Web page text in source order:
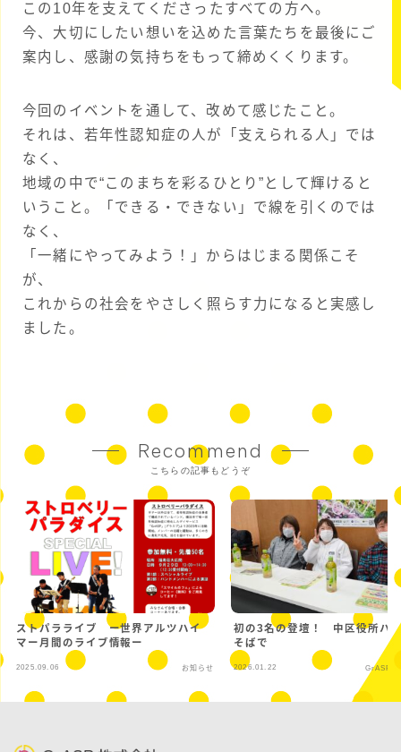
この10年を支えてくださったすべての方へ。
今、大切にしたい想いを込めた言葉たちを最後にご
案内し、感謝の気持ちをもって締めくくります。
今回のイベントを通して、改めて感じたこと。
それは、若年性認知症の人が「支えられる人」では
なく、
地域の中で“このまちを彩るひとり”として輝けると
いうこと。「できる・できない」で線を引くのでは
なく、
「一緒にやってみよう！」からはじまる関係こそ
が、
これからの社会をやさしく照らす力になると実感し
ました。
Recommend
こちらの記事もどうぞ
ストパラライブ ー世界アルツハイ
マー月間のライブ情報ー
2025.09.06 お知らせ
初の3名の登壇！ 中区役所ハ
そばで
2026.01.22 GrASPの